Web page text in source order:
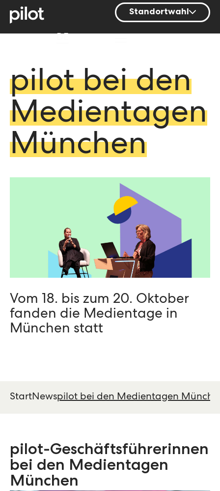
Standortwahl
Berlin
Mainz
München
Nürnberg
Stuttgart
pilot bei den
Medientagen
München
Vom 18. bis zum 20. Oktober
fanden die Medientage in
München statt
StartNewspilot bei den Medientagen
pilot-Geschäftsführerinnen
bei den Medientagen
München